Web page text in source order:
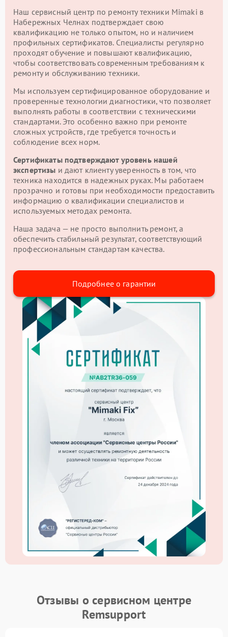
Наш сервисный центр по ремонту техники Mimaki в
Набережных Челнах подтверждает свою
квалификацию не только опытом, но и наличием
профильных сертификатов. Специалисты регулярно
проходят обучение и повышают квалификацию,
чтобы соответствовать современным требованиям к
ремонту и обслуживанию техники.
Мы используем сертифицированное оборудование и
проверенные технологии диагностики, что позволяет
выполнять работы в соответствии с техническими
стандартами. Это особенно важно при ремонте
сложных устройств, где требуется точность и
соблюдение всех норм.
Сертификаты подтверждают уровень нашей
экспертизы и дают клиенту уверенность в том, что
техника находится в надежных руках. Мы работаем
прозрачно и готовы при необходимости предоставить
информацию о квалификации специалистов и
используемых методах ремонта.
Наша задача — не просто выполнить ремонт, а
обеспечить стабильный результат, соответствующий
профессиональным стандартам качества.
Подробнее о гарантии
Отзывы о сервисном центре
Remsupport